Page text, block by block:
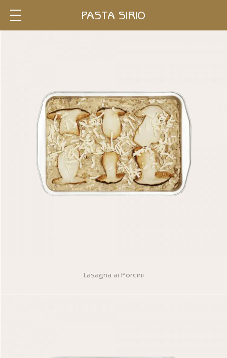
PASTA SIRIO
Lasagna ai Porcini